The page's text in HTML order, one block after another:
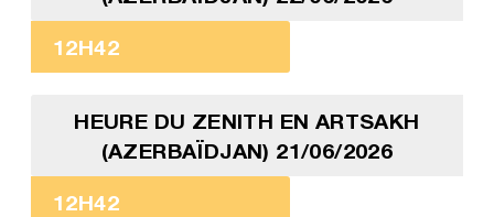
12H42
HEURE DU ZENITH EN ARTSAKH
(AZERBAÏDJAN) 21/06/2026
12H42